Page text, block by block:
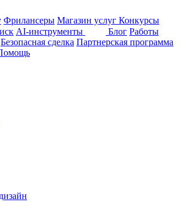
Фрилансеры Магазин услуг Конкурсы
AI-инструменты Блог Работы
Безопасная сделка Партнерская программа